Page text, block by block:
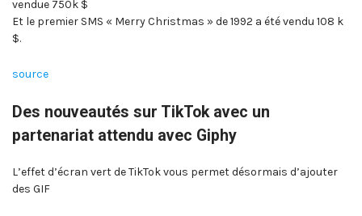
vendue 750k $
Et le premier SMS « Merry Christmas » de 1992 a été vendu 108 k
$.
source
Des nouveautés sur TikTok avec un
partenariat attendu avec Giphy
L’effet d’écran vert de TikTok vous permet désormais d’ajouter
des GIF